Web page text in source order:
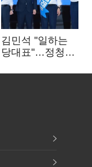
김민석 "일하는
당대표"…정청래
중요"